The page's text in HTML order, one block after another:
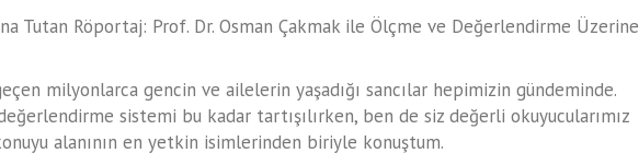
Tutan Röportaj: Prof. Dr. Osman Çakmak ile Ölçme ve Değerlendirme Üzerine
milyonlarca gencin ve ailelerin yaşadığı sancılar hepimizin gündeminde.
sistemi bu kadar tartışılırken, ben de siz değerli okuyucularımız
alanının en yetkin isimlerinden biriyle konuştum.